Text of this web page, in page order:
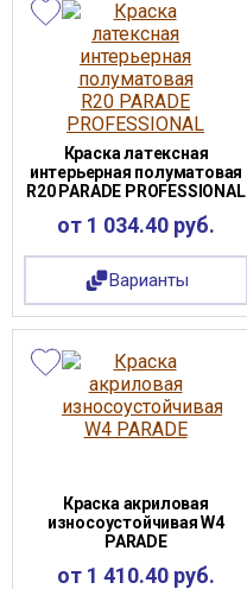
Краска латексная
интерьерная полуматовая
R20 PARADE PROFESSIONAL
от 1 034.40 руб.
Варианты
Краска акриловая
износоустойчивая W4
PARADE
от 1 410.40 руб.